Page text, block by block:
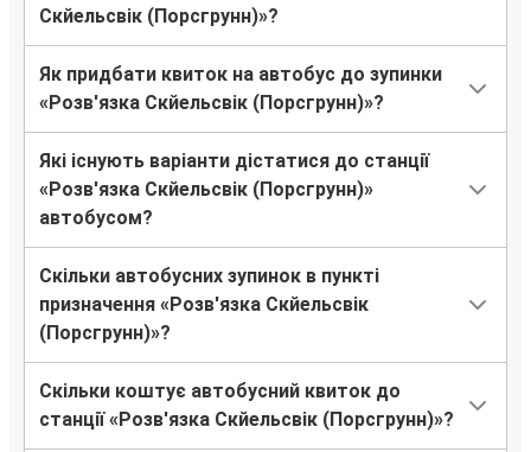
Скйельсвік (Порсгрунн)»?
Як придбати квиток на автобус до зупинки
«Розв'язка Скйельсвік (Порсгрунн)»?
Які існують варіанти дістатися до станції
«Розв'язка Скйельсвік (Порсгрунн)»
автобусом?
Скільки автобусних зупинок в пункті
призначення «Розв'язка Скйельсвік
(Порсгрунн)»?
Скільки коштує автобусний квиток до
станції «Розв'язка Скйельсвік (Порсгрунн)»?